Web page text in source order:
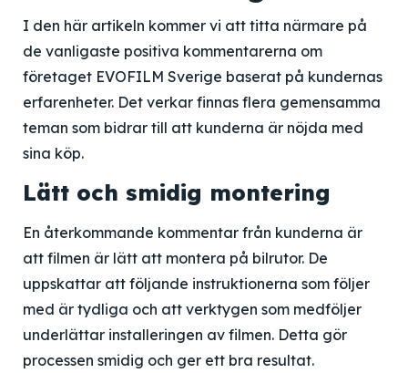
I den här artikeln kommer vi att titta närmare på
de vanligaste positiva kommentarerna om
företaget EVOFILM Sverige baserat på kundernas
erfarenheter. Det verkar finnas flera gemensamma
teman som bidrar till att kunderna är nöjda med
sina köp.
Lätt och smidig montering
En återkommande kommentar från kunderna är
att filmen är lätt att montera på bilrutor. De
uppskattar att följande instruktionerna som följer
med är tydliga och att verktygen som medföljer
underlättar installeringen av filmen. Detta gör
processen smidig och ger ett bra resultat.